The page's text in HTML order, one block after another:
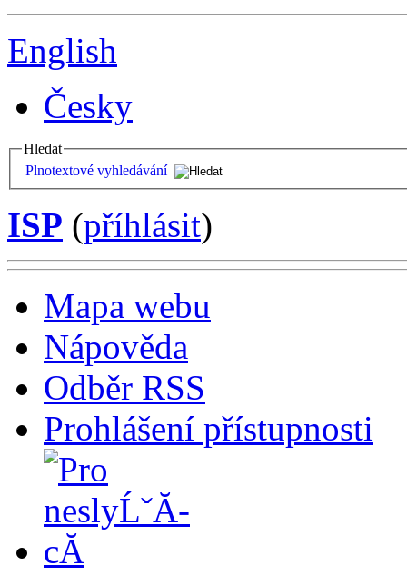
English
Česky
Hledat
Plnotextové vyhledávání
ISP (příhlásit)
Mapa webu
Nápověda
Odběr RSS
Prohlášení přístupnosti